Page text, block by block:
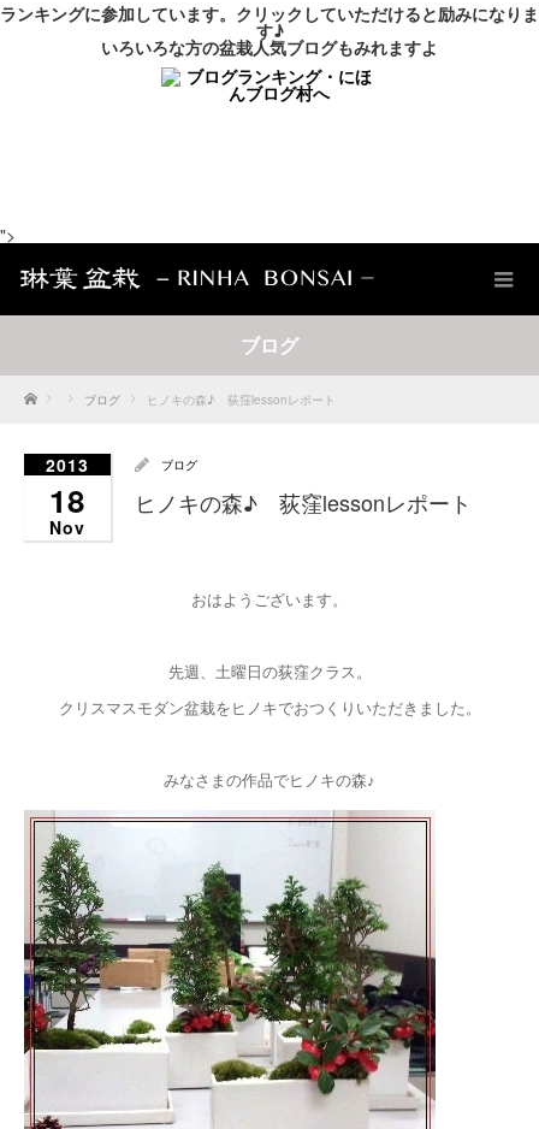
ランキングに参加しています。クリックしていただけると励みになりま
す♪
いろいろな方の盆栽人気ブログもみれますよ
">
ブログ
Home ブログ ヒノキの森♪ 荻窪lessonレポート
2013
18
Nov
ブログ
ヒノキの森♪ 荻窪lessonレポート
おはようございます。
先週、土曜日の荻窪クラス。
クリスマスモダン盆栽をヒノキでおつくりいただきました。
みなさまの作品でヒノキの森♪